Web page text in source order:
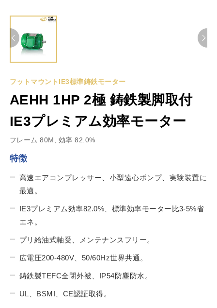
フットマウントIE3標準鋳鉄モーター
AEHH 1HP 2極 鋳鉄製脚取付
IE3プレミアム効率モーター
フレーム 80M, 効率 82.0%
特徴
高速エアコンプレッサー、小型遠心ポンプ、実験装置に
最適。
IE3プレミアム効率82.0%、標準効率モーター比3-5%省
エネ。
プリ給油式軸受、メンテナンスフリー。
広電圧200-480V、50/60Hz世界共通。
鋳鉄製TEFC全閉外被、IP54防塵防水。
UL、BSMI、CE認証取得。